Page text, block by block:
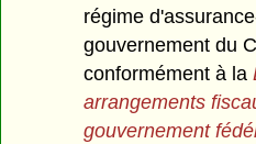
régime
gouvernement du
conformément à la
arrangements
gouvernement